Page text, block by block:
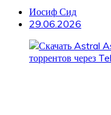
Иосиф Сид
29.06.2026